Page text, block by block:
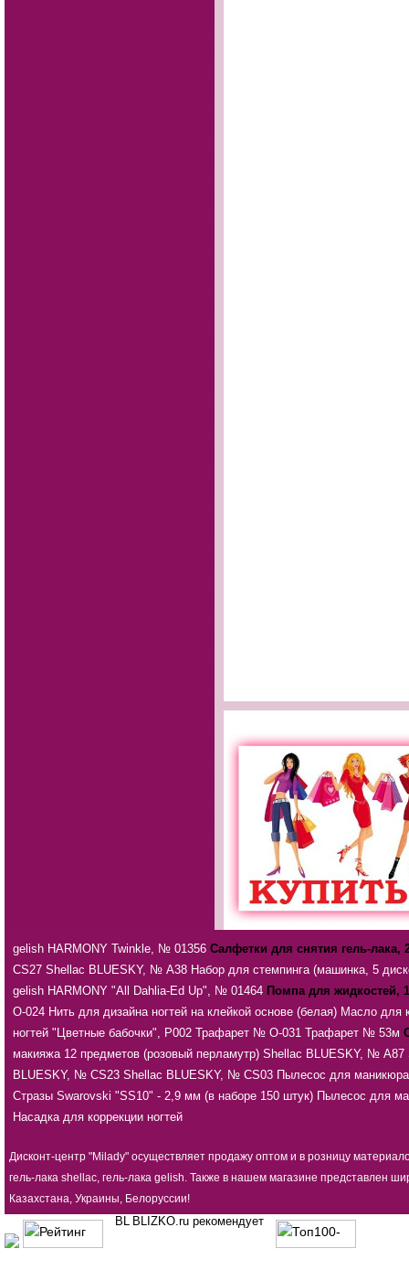
gelish HARMONY Twinkle, № 01356 Салфетки для снятия гель-лака,
CS27 Shellac BLUESKY, № А38 Набор для стемпинга (машинка, 5
gelish HARMONY "All Dahlia-Ed Up", № 01464 Помпа для жидкостей,
О-024 Нить для дизайна ногтей на клейкой основе (белая) Масло для
ногтей "Цветные бабочки", Р002 Трафарет № О-031 Трафарет № 53м
макияжа 12 предметов (розовый перламутр) Shellac BLUESKY, № А87
BLUESKY, № CS23 Shellac BLUESKY, № CS03 Пылесос для
Стразы Swarovski "SS10" - 2,9 мм (в наборе 150 штук) Пылесос для
Насадка для коррекции ногтей
Дисконт-центр "Milady" осуществляет продажу оптом и в розницу
гель-лака shellac, гель-лака gelish. Также в нашем магазине представлен
Казахстана, Украины, Белоруссии!
BLIZKO.ru рекомендует